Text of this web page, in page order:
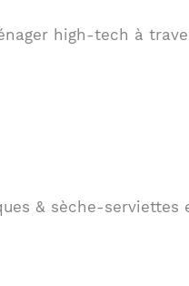
high-tech à
& sèche-